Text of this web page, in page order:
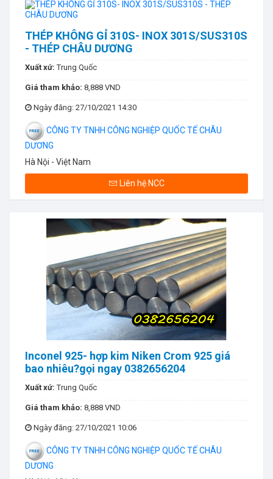
THÉP KHÔNG GỈ 310S- INOX 301S/SUS310S
- THÉP CHÂU DƯƠNG
Xuất xứ:Trung Quốc
Giá tham khảo: 8,888 VND
Ngày đăng: 27/10/2021 14:30
CÔNG TY TNHH CÔNG NGHIỆP QUỐC TẾ CHÂU
DƯƠNG
Hà Nội - Việt Nam
Liên hệ NCC
Inconel 925- hợp kim Niken Crom 925 giá
bao nhiêu?gọi ngay 0382656204
Xuất xứ:Trung Quốc
Giá tham khảo: 8,888 VND
Ngày đăng: 27/10/2021 10:06
CÔNG TY TNHH CÔNG NGHIỆP QUỐC TẾ CHÂU
DƯƠNG